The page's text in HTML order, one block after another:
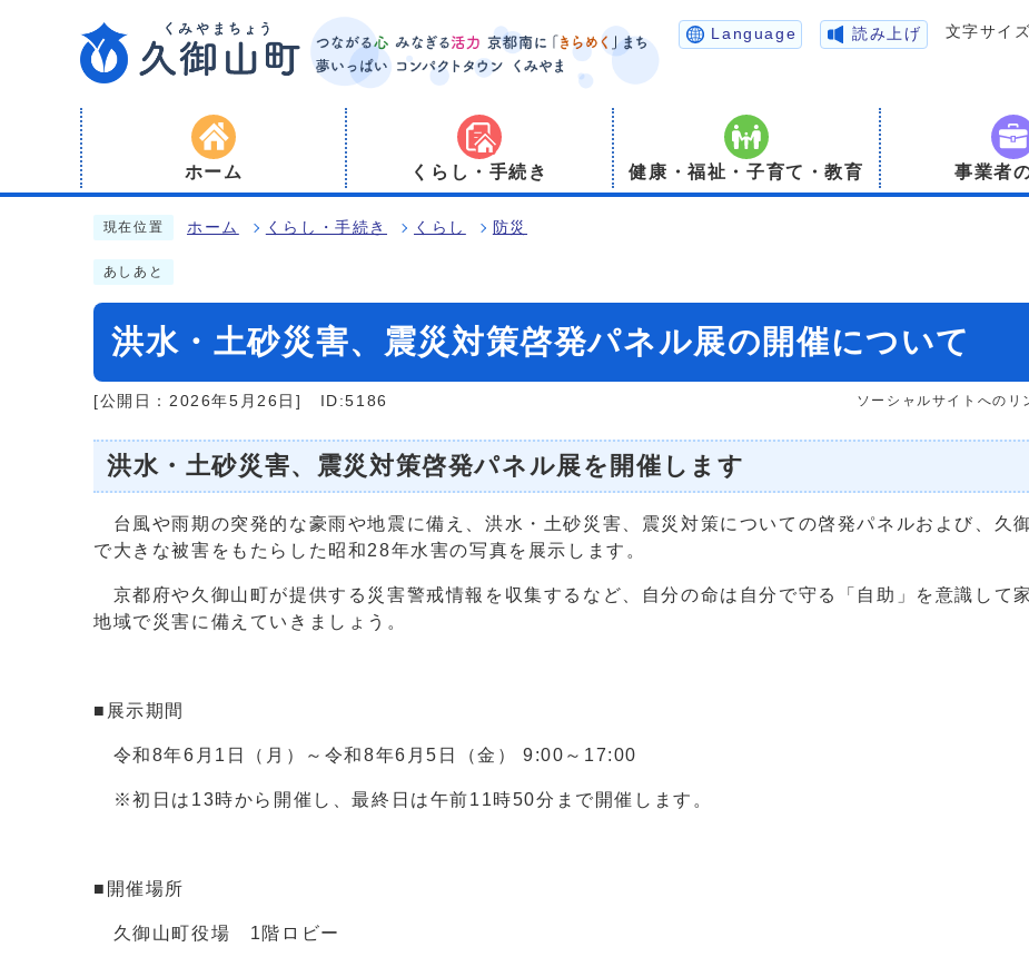
Language 読み上げ 文字サイズ
ホーム くらし・手続き 健康・福祉・子育て・教育 事業者
現在位置 ホーム くらし・手続き くらし 防災
あしあと
洪水・土砂災害、震災対策啓発パネル展の開催について
[公開日：2026年5月26日] ID:5186 ソーシャルサイトへのリ
洪水・土砂災害、震災対策啓発パネル展を開催します
台風や雨期の突発的な豪雨や地震に備え、洪水・土砂災害、震災対策についての啓発パネルおよび、久
で大きな被害をもたらした昭和28年水害の写真を展示します。
京都府や久御山町が提供する災害警戒情報を収集するなど、自分の命は自分で守る「自助」を意識して
地域で災害に備えていきましょう。
■展示期間
令和8年6月1日（月）～令和8年6月5日（金） 9:00～17:00
※初日は13時から開催し、最終日は午前11時50分まで開催します。
■開催場所
久御山町役場 1階ロビー